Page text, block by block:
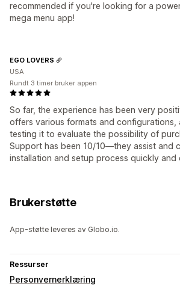
recommended if you're looking for a
mega menu app!
So far, the experience has been very
offers various formats and configurations,
testing it to evaluate the possibility of
Support has been 10/10—they assist and
installation and setup process quickly and
EGO LOVERS
USA
Rundt 3 timer bruker appen
Brukerstøtte
App-støtte leveres av Globo.io.
Ressurser
Personvernerklæring